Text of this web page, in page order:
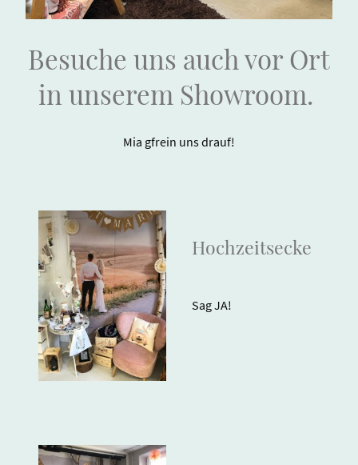
Besuche uns auch vor Ort
in unserem Showroom.
Mia gfrein uns drauf!
Hochzeitsecke
Sag JA!